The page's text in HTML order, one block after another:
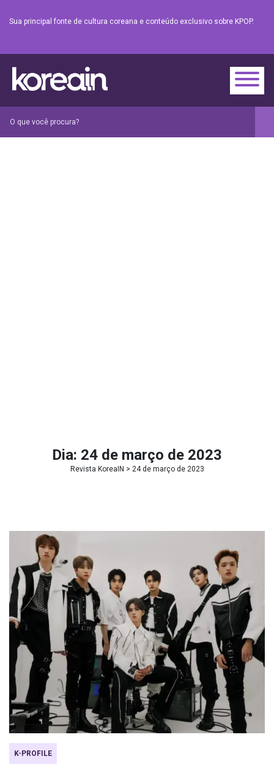
Sua principal fonte de cultura coreana e conteúdo exclusivo sobre KPOP.
Dia: 24 de março de 2023
Revista KoreaIN > 24 de março de 2023
K-PROFILE